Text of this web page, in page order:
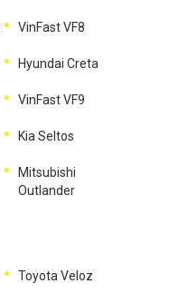
VinFast VF8
Hyundai Creta
VinFast VF9
Kia Seltos
Mitsubishi
Outlander
Toyota Veloz